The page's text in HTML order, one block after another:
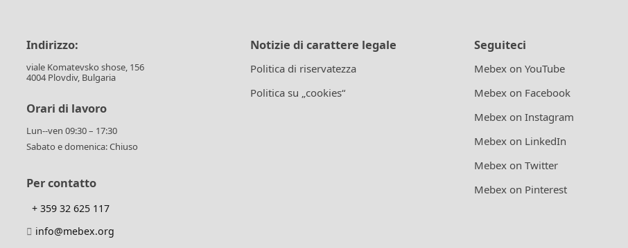
Indirizzo:
viale Komatevsko shose, 156
4004 Plovdiv, Bulgaria
Orari di lavoro
Lun--ven 09:30 – 17:30
Sabato e domenica: Chiuso
Per contatto
+ 359 32 625 117
info@mebex.org
Notizie di carattere legale
Politica di riservatezza
Politica su „cookies“
Seguiteci
Mebex on YouTube
Mebex on Facebook
Mebex on Instagram
Mebex on LinkedIn
Mebex on Twitter
Mebex on Pinterest